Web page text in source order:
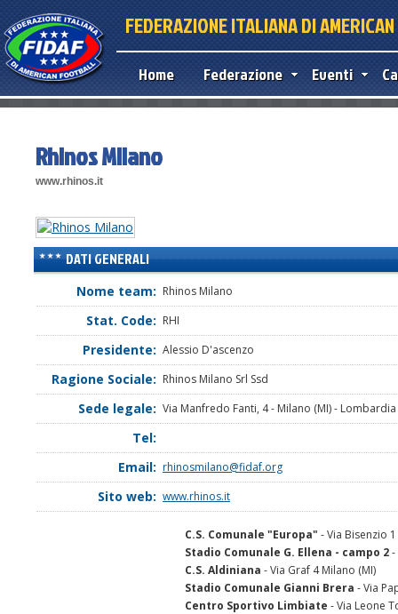
FEDERAZIONE ITALIANA DI
Home Federazione Eventi
Rhinos Milano
www.rhinos.it
DATI GENERALI
Nome team: Rhinos Milano
Stat. Code: RHI
Presidente: Alessio D'ascenzo
Ragione Sociale: Rhinos Milano Srl Ssd
Sede legale: Via Manfredo Fanti, 4 - Milano (MI) - Lombardia
Tel:
Email: rhinosmilano@fidaf.org
Sito web: www.rhinos.it
C.S. Comunale "Europa" - Via Bisenzio
Stadio Comunale G. Ellena - campo 2-
C.S. Aldiniana - Via Graf 4 Milano (MI)
Stadio Comunale Gianni Brera - Via
Centro Sportivo Limbiate - Via Leone